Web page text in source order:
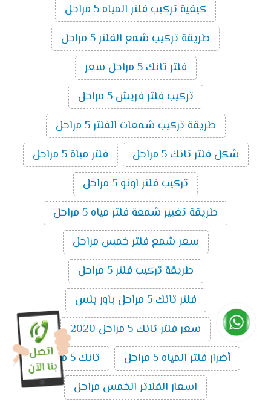
كيفية تركيب فلتر المياه 5 مراحل
طريقة تركيب شمع الفلتر 5 مراحل
فلتر تانك 5 مراحل سعر
تركيب فلتر فريش 5 مراحل
طريقة تركيب شمعات الفلتر 5 مراحل
شكل فلتر تانك 5 مراحل
فلتر مياة 5 مراحل
تركيب فلتر اونو 5 مراحل
طريقة تغيير شمعة فلتر مياه 5 مراحل
سعر شمع فلتر خمس مراحل
طريقة تركيب فلتر 5 مراحل
فلتر تانك 5 مراحل باور بلس
سعر فلتر تانك 5 مراحل 2020
أضرار فلتر المياه 5 مراحل
تانك 5 مراحل
اسعار الفلاتر الخمس مراحل